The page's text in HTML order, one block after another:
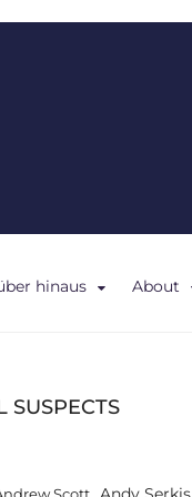
hinaus About
SUSPECTS
Andy Serkis